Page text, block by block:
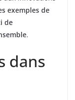
exemples de
de
.
dans